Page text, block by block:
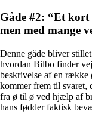
Gåde #2: “Et
men med mange
Denne gåde bliver
hvordan Bilbo finder
beskrivelse af en
kommer frem til svaret,
fra ø til ø ved hjælp af
hans fødder faktisk